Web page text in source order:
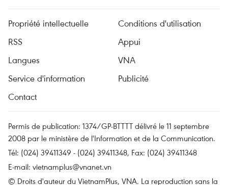
Propriété intellectuelle
Conditions d'utilisation
RSS
Appui
Langues
VNA
Service d'information
Publicité
Contact
Permis de publication: 1374/GP-BTTTT délivré le 11 septembre
2008 par le ministère de l'Information et de la Communication.
Tél: (024) 39411349 - (024) 39411348, Fax: (024) 39411348
E-mail: vietnamplus@vnanet.vn
© Droits d'auteur du VietnamPlus, VNA. La reproduction sans la